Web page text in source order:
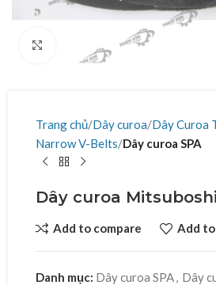
Click to enlarge
Trang chủ Dây curoa Dây Curoa
Narrow V-Belts Dây curoa SPA
Dây curoa
Add to compare Add
Danh mục: Dây curoa SPA, Dây